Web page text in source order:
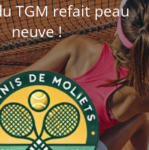
TGM refait peau
neuve !